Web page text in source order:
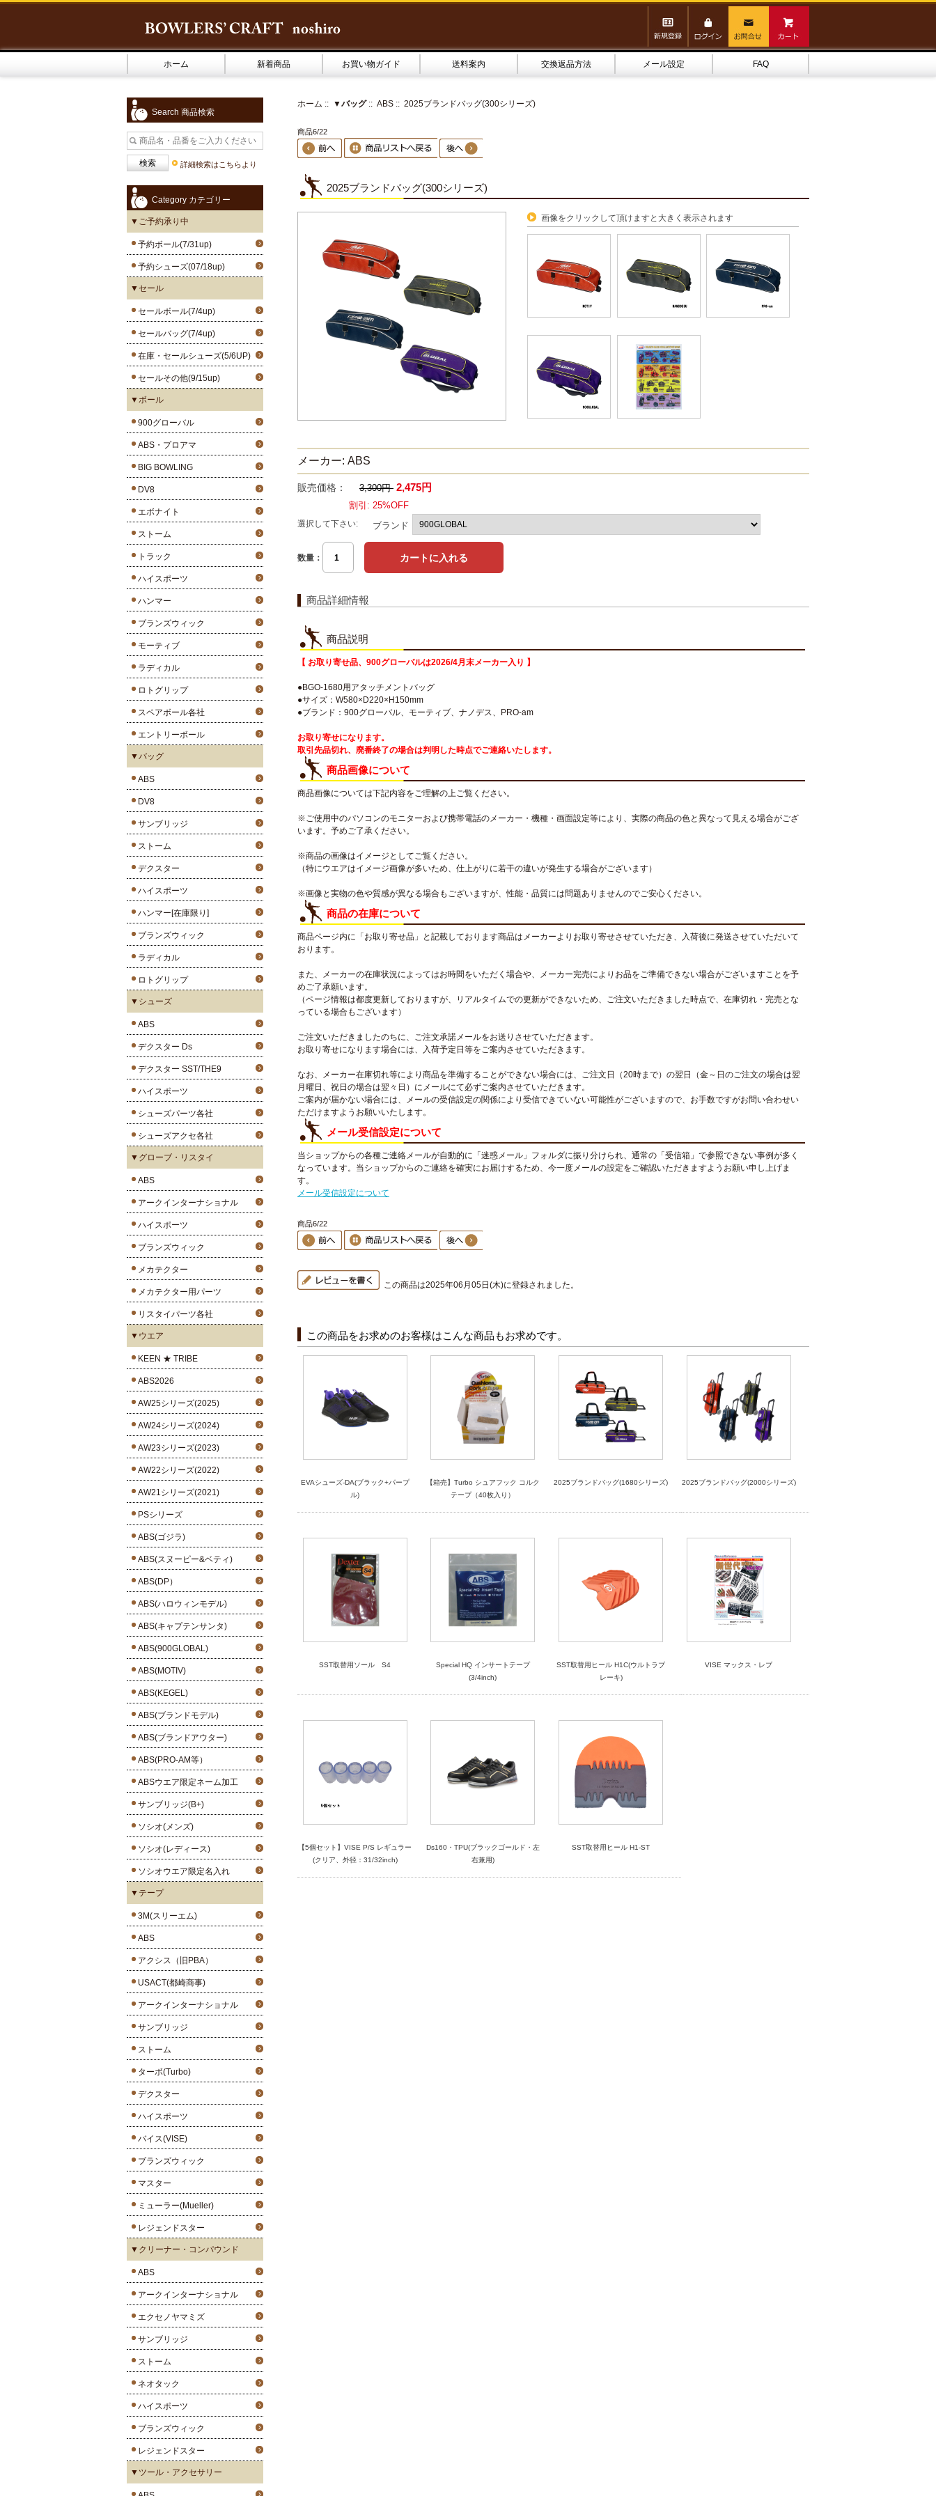
ホーム 新着商品 お買い物ガイド 送料案内 交換返品方法 メール設定 FAQ
Search 商品検索
詳細検索はこちらより
Category カテゴリー
▼ご予約承り中
予約ボール(7/31up)
予約シューズ(07/18up)
▼セール
セールボール(7/4up)
セールバッグ(7/4up)
在庫・セールシューズ(5/6UP)
セールその他(9/15up)
▼ボール
900グローバル
ABS・プロアマ
BIG BOWLING
DV8
エボナイト
ストーム
トラック
ハイスポーツ
ハンマー
ブランズウィック
モーティブ
ラディカル
ロトグリップ
スペアボール各社
エントリーボール
▼バッグ
ABS
DV8
サンブリッジ
ストーム
デクスター
ハイスポーツ
ハンマー[在庫限り]
ブランズウィック
ラディカル
ロトグリップ
▼シューズ
ABS
デクスター Ds
デクスター SST/THE9
ハイスポーツ
シューズパーツ各社
シューズアクセ各社
▼グローブ・リスタイ
ABS
アークインターナショナル
ハイスポーツ
ブランズウィック
メカテクター
メカテクター用パーツ
リスタイパーツ各社
▼ウエア
KEEN ★ TRIBE
ABS2026
AW25シリーズ(2025)
AW24シリーズ(2024)
AW23シリーズ(2023)
AW22シリーズ(2022)
AW21シリーズ(2021)
PSシリーズ
ABS(ゴジラ)
ABS(スヌーピー&ベティ)
ABS(DP）
ABS(ハロウィンモデル)
ABS(キャプテンサンタ)
ABS(900GLOBAL)
ABS(MOTIV)
ABS(KEGEL)
ABS(ブランドモデル)
ABS(ブランドアウター)
ABS(PRO-AM等）
ABSウエア限定ネーム加工
サンブリッジ(B+)
ソシオ(メンズ)
ソシオ(レディース)
ソシオウエア限定名入れ
▼テープ
3M(スリーエム)
ABS
アクシス（旧PBA）
USACT(都崎商事)
アークインターナショナル
サンブリッジ
ストーム
ターボ(Turbo)
デクスター
ハイスポーツ
バイス(VISE)
ブランズウィック
マスター
ミューラー(Mueller)
レジェンドスター
▼クリーナー・コンパウンド
ABS
アークインターナショナル
エクセノヤマミズ
サンブリッジ
ストーム
ネオタック
ハイスポーツ
ブランズウィック
レジェンドスター
▼ツール・アクセサリー
ホーム :: ▼バッグ:: ABS :: 2025ブランドバッグ(300シリーズ)
商品6/22
2025ブランドバッグ(300シリーズ)
画像をクリックして頂けますと大きく表示されます
メーカー: ABS
販売価格： 3,300円 2,475円
割引: 25%OFF
選択して下さい:
ブランド
数量：
商品詳細情報
商品説明
【 お取り寄せ品、900グローバルは2026/4月末メーカー入り 】
●BGO-1680用アタッチメントバッグ
●サイズ：W580×D220×H150mm
●ブランド：900グローバル、モーティブ、ナノデス、PRO-am
お取り寄せになります。
取引先品切れ、廃番終了の場合は判明した時点でご連絡いたします。
商品画像について
商品画像については下記内容をご理解の上ご覧ください。
※ご使用中のパソコンのモニターおよび携帯電話のメーカー・機種・画面設定等により、実際の商品の色と異なって見える場合がござ
います。予めご了承ください。
※商品の画像はイメージとしてご覧ください。
（特にウエアはイメージ画像が多いため、仕上がりに若干の違いが発生する場合がございます）
※画像と実物の色や質感が異なる場合もございますが、性能・品質には問題ありませんのでご安心ください。
商品の在庫について
商品ページ内に「お取り寄せ品」と記載しております商品はメーカーよりお取り寄せさせていただき、入荷後に発送させていただいて
おります。
また、メーカーの在庫状況によってはお時間をいただく場合や、メーカー完売によりお品をご準備できない場合がございますことを予
めご了承願います。
（ページ情報は都度更新しておりますが、リアルタイムでの更新ができないため、ご注文いただきました時点で、在庫切れ・完売とな
っている場合もございます）
ご注文いただきましたのちに、ご注文承諾メールをお送りさせていただきます。
お取り寄せになります場合には、入荷予定日等をご案内させていただきます。
なお、メーカー在庫切れ等により商品を準備することができない場合には、ご注文日（20時まで）の翌日（金～日のご注文の場合は翌
月曜日、祝日の場合は翌々日）にメールにて必ずご案内させていただきます。
ご案内が届かない場合には、メールの受信設定の関係により受信できていない可能性がございますので、お手数ですがお問い合わせい
ただけますようお願いいたします。
メール受信設定について
当ショップからの各種ご連絡メールが自動的に「迷惑メール」フォルダに振り分けられ、通常の「受信箱」で参照できない事例が多く
なっています。当ショップからのご連絡を確実にお届けするため、今一度メールの設定をご確認いただきますようお願い申し上げま
す。
メール受信設定について
商品6/22
この商品は2025年06月05日(木)に登録されました。
この商品をお求めのお客様はこんな商品もお求めです。
EVAシューズ-DA(ブラック+パープ
ル)
【箱売】Turbo シュアフック コルク
テープ（40枚入り）
2025ブランドバッグ(1680シリーズ) 2025ブランドバッグ(2000シリーズ)
SST取替用ソール S4
Special HQ インサートテープ
(3/4inch)
SST取替用ヒール H1C(ウルトラブ
レーキ)
VISE マックス・レブ
【5個セット】VISE P/S レギュラー
(クリア、外径：31/32inch)
Ds160・TPU(ブラックゴールド・左
右兼用)
SST取替用ヒール H1-ST